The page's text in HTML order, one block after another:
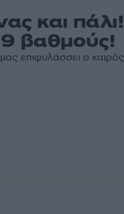
και πάλι!
βαθμούς!
επιφυλάσσει ο καιρός